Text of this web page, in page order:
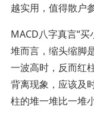
越实用，值得散户
MACD八字真言“
堆而言，缩头缩脚
一波高时，反而红
背离现象，应该及
柱的堆一堆比一堆